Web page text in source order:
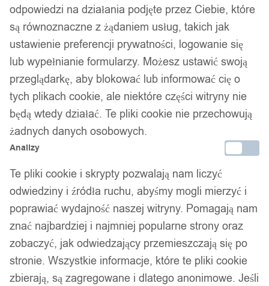
LAMPKA LED RGB Gamingowa
GŁOŚNIK BLUETOOTH INDUKCJA
PROJEKTOR Radio BUDZIK
Twój zaufany marketplace oferujący najlepsze produkty
sprawdzonych marek. Bezpieczne zakupy z gwarancją jakości.
odpowiedzi na działania podjęte przez Ciebie, które
są równoznaczne z żądaniem usług, takich jak
ustawienie preferencji prywatności, logowanie się
lub wypełnianie formularzy. Możesz ustawić swoją
przeglądarkę, aby blokować lub informować cię o
tych plikach cookie, ale niektóre części witryny nie
będą wtedy działać. Te pliki cookie nie przechowują
żadnych danych osobowych.
Analizy
Te pliki cookie i skrypty pozwalają nam liczyć
odwiedziny i źródła ruchu, abyśmy mogli mierzyć i
poprawiać wydajność naszej witryny. Pomagają nam
znać najbardziej i najmniej popularne strony oraz
zobaczyć, jak odwiedzający przemieszczają się po
stronie. Wszystkie informacje, które te pliki cookie
zbierają, są zagregowane i dlatego anonimowe. Jeśli